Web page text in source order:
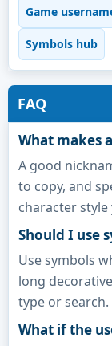
Game
Symbols hub
FAQ
What makes
A good
to copy, and
character style
Should I use
Use symbols
long
type or search.
What if the